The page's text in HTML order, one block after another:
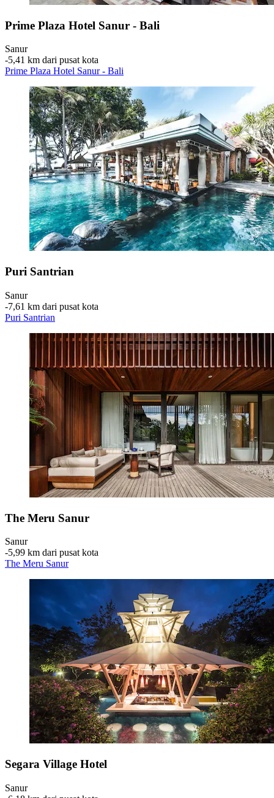
Prime Plaza Hotel Sanur - Bali
Sanur
‐5,41 km dari pusat kota
Prime Plaza Hotel Sanur - Bali
Puri Santrian
Sanur
‐7,61 km dari pusat kota
Puri Santrian
The Meru Sanur
Sanur
‐5,99 km dari pusat kota
The Meru Sanur
Segara Village Hotel
Sanur